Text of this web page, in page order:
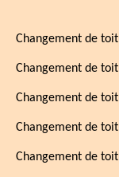
Changement de
Changement de
Changement de
Changement de
Changement de